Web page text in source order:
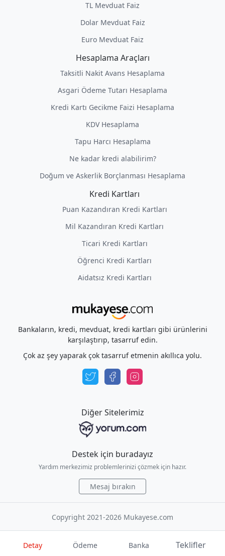
Detay Ödeme Banka Teklifler
TL Mevduat Faiz
Dolar Mevduat Faiz
Euro Mevduat Faiz
Hesaplama Araçları
Taksitli Nakit Avans Hesaplama
Asgari Ödeme Tutarı Hesaplama
Kredi Kartı Gecikme Faizi Hesaplama
KDV Hesaplama
Tapu Harcı Hesaplama
Ne kadar kredi alabilirim?
Doğum ve Askerlik Borçlanması Hesaplama
Kredi Kartları
Puan Kazandıran Kredi Kartları
Mil Kazandıran Kredi Kartları
Ticari Kredi Kartları
Öğrenci Kredi Kartları
Aidatsız Kredi Kartları
Bankaların, kredi, mevduat, kredi kartları gibi ürünlerini
karşılaştırıp, tasarruf edin.
Çok az şey yaparak çok tasarruf etmenin akıllıca yolu.
Diğer Sitelerimiz
Destek için buradayız
Yardım merkezimiz problemlerinizi çözmek için hazır.
Mesaj bırakın
Copyright 2021-2026 Mukayese.com